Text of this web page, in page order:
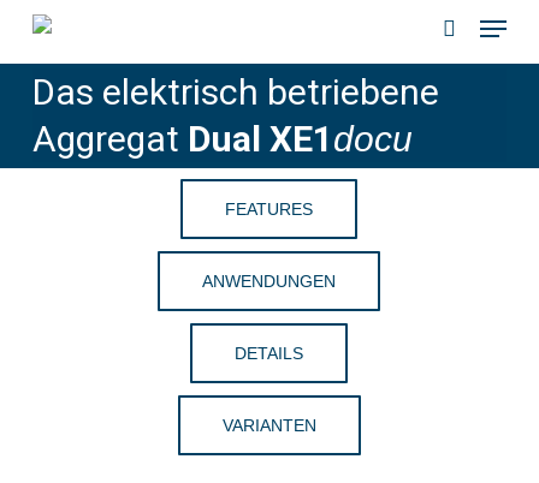
Skip
main
content
Menu
Das elektrisch betriebene
Aggregat Dual XE1docu
FEATURES
ANWENDUNGEN
DETAILS
VARIANTEN